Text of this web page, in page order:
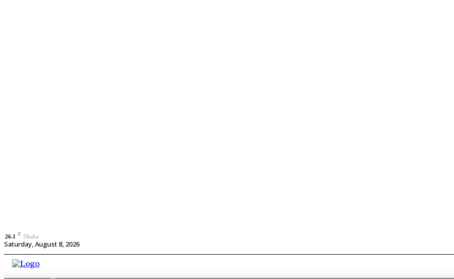
26.1 C Dhaka
Saturday, August 8, 2026